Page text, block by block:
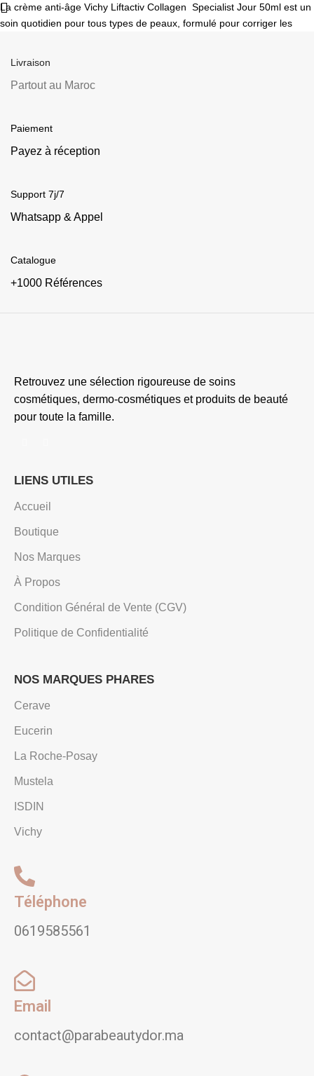
La crème anti-âge Vichy Liftactiv Collagen Specialist Jour 50ml est un
soin quotidien pour tous types de peaux, formulé pour corriger les
Livraison
Partout au Maroc
Paiement
Payez à réception
Support 7j/7
Whatsapp & Appel
Catalogue
+1000 Références
Retrouvez une sélection rigoureuse de soins
cosmétiques, dermo-cosmétiques et produits de beauté
pour toute la famille.
LIENS UTILES
Accueil
Boutique
Nos Marques
À Propos
Condition Général de Vente (CGV)
Politique de Confidentialité
NOS MARQUES PHARES
Cerave
Eucerin
La Roche-Posay
Mustela
ISDIN
Vichy
Téléphone
0619585561
Email
contact@parabeautydor.ma